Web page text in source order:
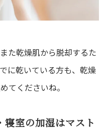
た乾燥肌から脱却するた
に乾いている方も、乾燥
てくださいね。
寝室の加湿はマスト